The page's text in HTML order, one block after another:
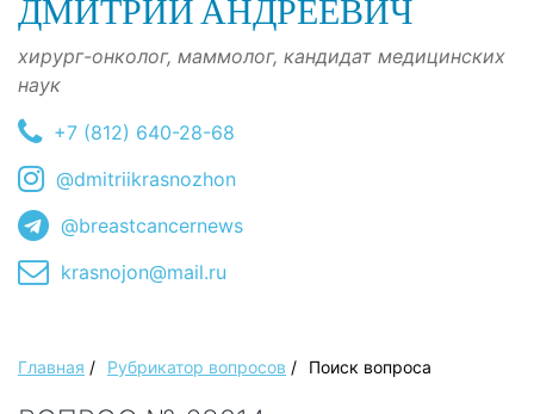
ДМИТРИЙ АНДРЕЕВИЧ
хирург-онколог, маммолог, кандидат медицинских
наук
+7 (812) 640-28-68
@dmitriikrasnozhon
@breastcancernews
krasnojon@mail.ru
Главная / Рубрикатор вопросов / Поиск вопроса